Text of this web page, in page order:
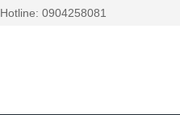
Hotline: 0904258081